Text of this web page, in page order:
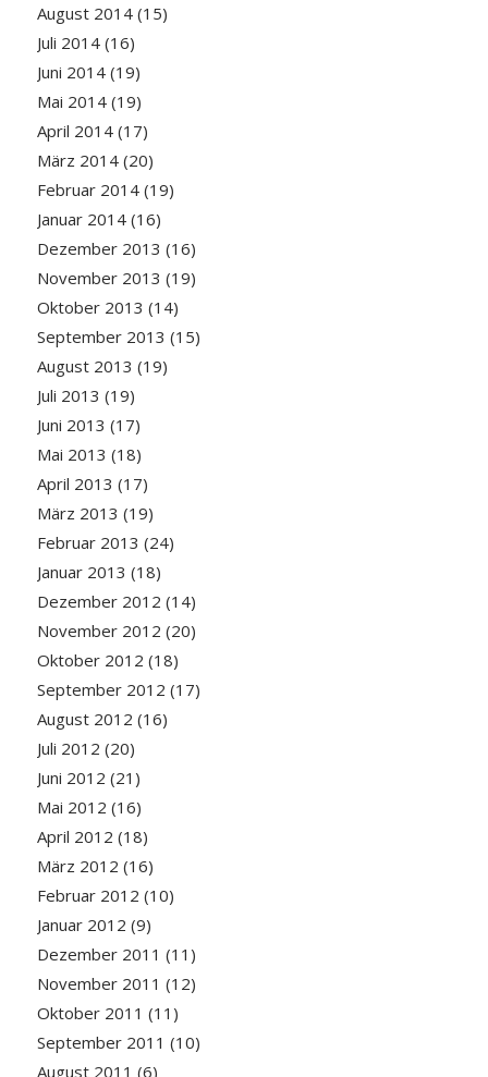
August 2014(15)
Juli 2014(16)
Juni 2014(19)
Mai 2014(19)
April 2014(17)
März 2014(20)
Februar 2014(19)
Januar 2014(16)
Dezember 2013 (16)
November 2013 (19)
Oktober 2013 (14)
September 2013 (15)
August 2013 (19)
Juli 2013 (19)
Juni 2013 (17)
Mai 2013 (18)
April 2013 (17)
März 2013 (19)
Februar 2013 (24)
Januar 2013 (18)
Dezember 2012 (14)
November 2012 (20)
Oktober 2012 (18)
September 2012 (17)
August 2012 (16)
Juli 2012 (20)
Juni 2012 (21)
Mai 2012 (16)
April 2012 (18)
März 2012 (16)
Februar 2012 (10)
Januar 2012 (9)
Dezember 2011 (11)
November 2011 (12)
Oktober 2011 (11)
September 2011 (10)
August 2011 (6)